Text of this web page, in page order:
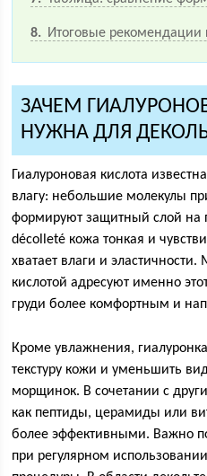
8 Итоговые рекомендации
ЗАЧЕМ
НУЖНА ДЛЯ
Гиалуроновая кислота
влагу: небольшие молекулы
формируют защитный слой на
décolleté кожа тонкая и
хватает влаги и
кислотой адресуют именно
груди более комфортным и
Кроме увлажнения,
текстуру кожи и уменьшить
морщинок. В сочетании с
как пептиды, церамиды или
более эффективными. Важно
при регулярном